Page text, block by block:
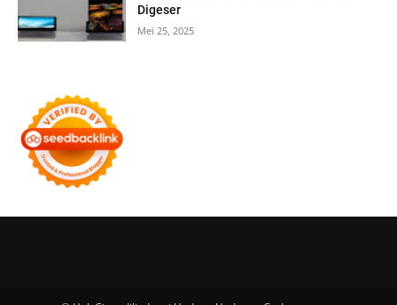
Digeser
Mei 25, 2025